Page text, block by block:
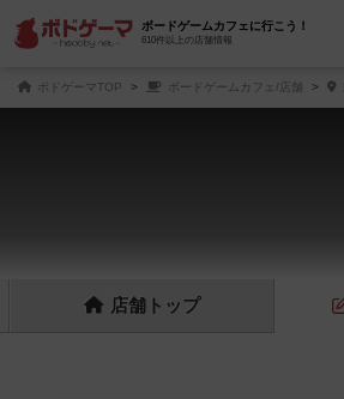
ボードゲームカフェに行こう！
610件以上の店舗情報
ボドゲーマTOP ボードゲームカフェ/店舗
店舗 トップ